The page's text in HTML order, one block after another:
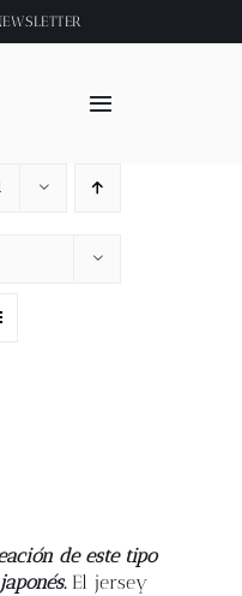
Toggle
de este tipo
El jersey